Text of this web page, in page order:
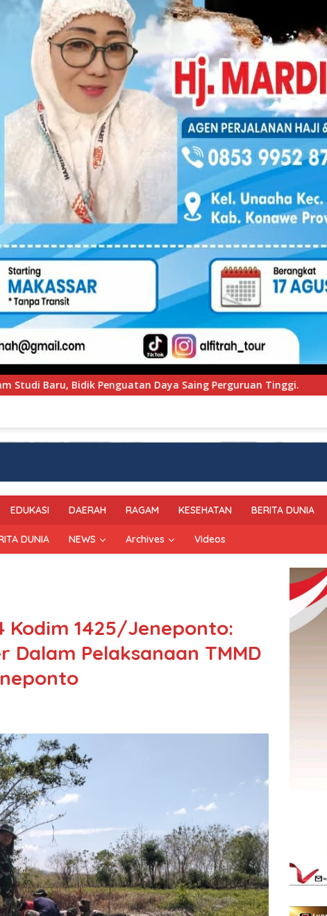
Daya Saing Perguruan Tinggi. PT Pegadaian Kanwil VI
EDUKASI DAERAH RAGAM KESEHATAN BERITA DUNIA
DUNIA NEWS Archives Videos
Kodim 1425/Jeneponto:
Dalam Pelaksanaan TMMD